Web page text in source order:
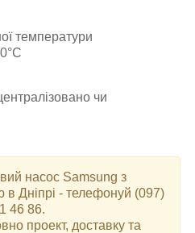
температури
чи
насос Samsung з
Дніпрі - телефонуй (097)
46 86.
проект, доставку та